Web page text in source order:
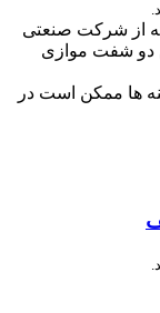
از شرکت صنعتی
دو شفت موازی
ها ممکن است در